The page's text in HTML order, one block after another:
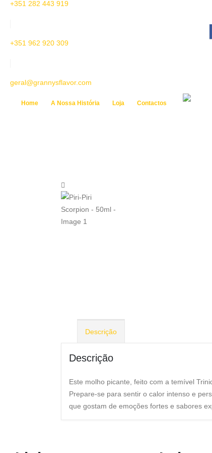
+351 282 443 919
+351 962 920 309
geral@grannysflavor.com
Home A Nossa História Loja Contactos
Descrição
Descrição
Este molho picante, feito com a temível
Prepare-se para sentir o calor intenso e
que gostam de emoções fortes e sabores